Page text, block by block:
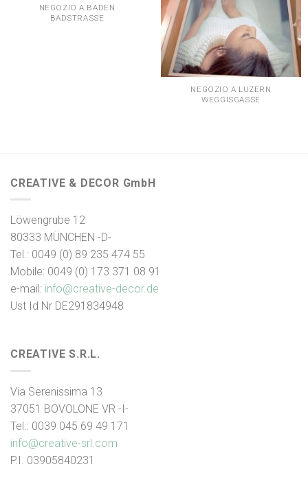
NEGOZIO A BADEN
BADSTRASSE
NEGOZIO A LUZERN
WEGGISGASSE
CREATIVE & DECOR GmbH
Löwengrube 12
80333 MÜNCHEN -D-
Tel.: 0049 (0) 89 235 474 55
Mobile: 0049 (0) 173 371 08 91
e-mail: info@creative-decor.de
Ust Id Nr DE291834948
CREATIVE S.R.L.
Via Serenissima 13
37051 BOVOLONE VR -I-
Tel.: 0039 045 69 49 171
info@creative-srl.com
P.I. 03905840231